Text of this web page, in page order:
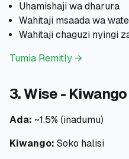
Uhamishaji wa dharura
Wahitaji msaada wa
Wahitaji chaguzi nyingi
Tumia Remitly →
3. Wise -
Ada: ~1.5% (inadumu)
Kiwango: Soko halisi